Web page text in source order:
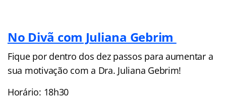
No Divã com Juliana Gebrim
Fique por dentro dos dez passos para aumentar a
sua motivação com a Dra. Juliana Gebrim!
Horário: 18h30